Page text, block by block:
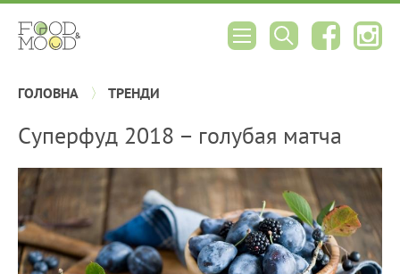
ГОЛОВНА ТРЕНДИ
Суперфуд 2018 – голубая матча